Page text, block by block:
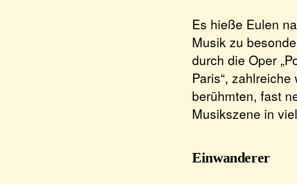
Es hieße Eulen
Musik zu
durch die Oper
Paris“,
berühmten, fast
Musikszene in
Einwanderer